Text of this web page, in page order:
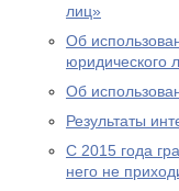
лиц»
Об
юридического
Об
Результаты
С 2015 года
него не